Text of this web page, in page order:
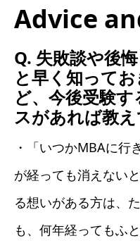
Advice
Q. 失敗談や後
と早く知って
ど、今後受験
スがあれば教え
・「いつかMBAに行
が経っても消えない
る想いがある方は、
も、何年経ってもふ